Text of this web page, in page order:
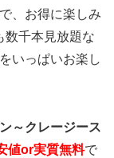
、お得に楽しみ
数千本見放題な
いっぱいお楽し
～クレージース
値or実質無料で